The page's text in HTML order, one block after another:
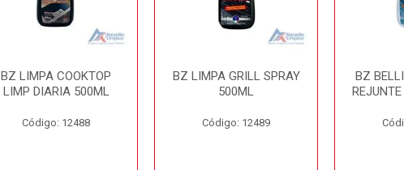
BZ LIMPA COOKTOP
LIMP DIARIA 500ML
Código: 12488
BZ LIMPA GRILL SPRAY
500ML
Código: 12489
BZ